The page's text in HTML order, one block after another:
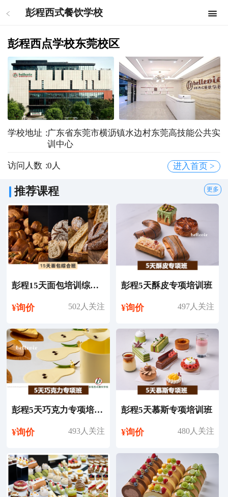
彭程西式餐饮学校
彭程西点学校东莞校区
学校地址：广东省东莞市横沥镇水边村东莞高技能公共实
训中心
访问人数：
0 人 进入首页 >
推荐课程 更多
彭程15天面包培训综合班
¥询价 502人关注
彭程5天酥皮专项培训班
¥询价 497人关注
彭程5天巧克力专项培训班
¥询价 493人关注
彭程5天慕斯专项培训班
¥询价 480人关注